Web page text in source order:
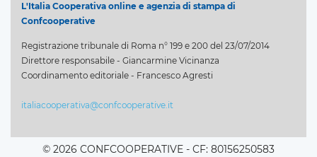
L'Italia Cooperativa online e agenzia di stampa di
Confcooperative
Registrazione tribunale di Roma n° 199 e 200 del 23/07/2014
Direttore responsabile - Giancarmine Vicinanza
Coordinamento editoriale - Francesco Agresti
italiacooperativa@confcooperative.it
© 2026 CONFCOOPERATIVE - CF: 80156250583